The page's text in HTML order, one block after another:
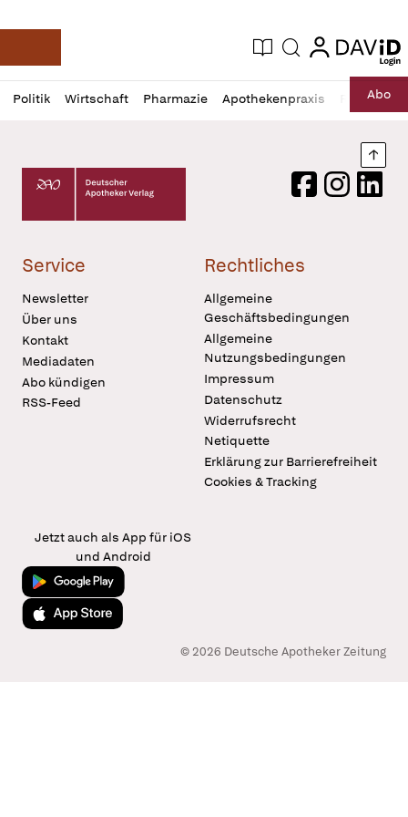
Deutsche Apotheker Zeitung
Aktuelle Ausgabe
Suche login
login
Politik Wirtschaft Pharmazie Apothekenpraxis RechtAbo
Profil
öffnen
Daz
Pur
Deutscher Apotheker Verlag Logo
FacebookInstagram
Service
Newsletter
Über uns
Kontakt
Mediadaten
Abo kündigen
RSS-Feed
Rechtliches
Allgemeine
Geschäftsbedingungen
Allgemeine
Nutzungsbedingungen
Impressum
Datenschutz
Widerrufsrecht
Netiquette
Erklärung zur Barrierefreiheit
Cookies & Tracking
Jetzt auch als App für iOS
und Android
Jetzt bei Google Play
Laden im App Store
© 2026 Deutsche Apotheker Zeitung